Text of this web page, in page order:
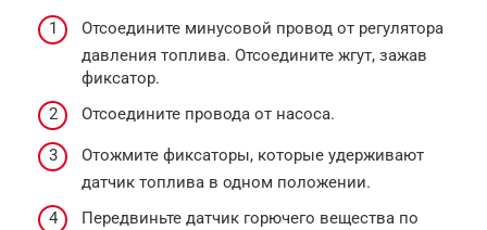
Отсоедините минусовой провод от регулятора
давления топлива. Отсоедините жгут, зажав
фиксатор.
Отсоедините провода от насоса.
Отожмите фиксаторы, которые удерживают
датчик топлива в одном положении.
Передвиньте датчик горючего вещества по